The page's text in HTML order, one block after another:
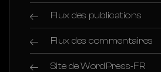
Flux des publications
Flux des commentaires
Site de WordPress-FR